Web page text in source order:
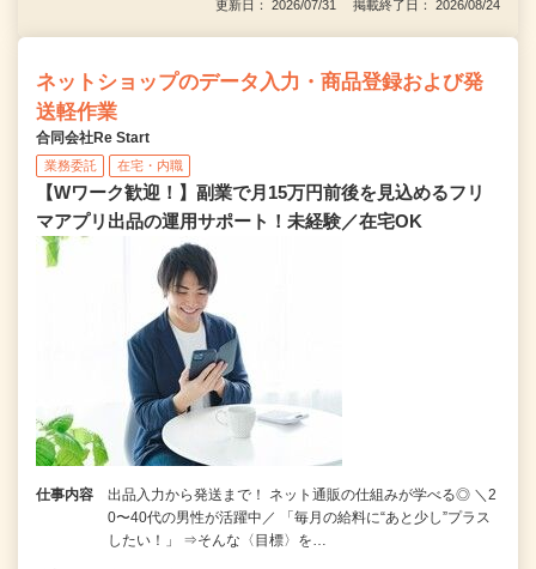
更新日： 2026/07/31 掲載終了日： 2026/08/24
ネットショップのデータ入力・商品登録および発
送軽作業
合同会社Re Start
業務委託 在宅・内職
【Wワーク歓迎！】副業で月15万円前後を見込めるフリ
マアプリ出品の運用サポート！未経験／在宅OK
仕事内容
出品入力から発送まで！ ネット通販の仕組みが学べる◎ ＼2
0〜40代の男性が活躍中／ 「毎月の給料に“あと少し”プラス
したい！」 ⇒そんな〈目標〉を…